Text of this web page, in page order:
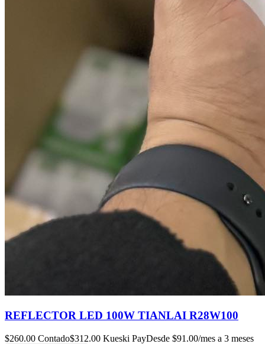
REFLECTOR LED 100W TIANLAI R28W100
$260.00 Contado$312.00 Kueski PayDesde $91.00/mes a 3 meses